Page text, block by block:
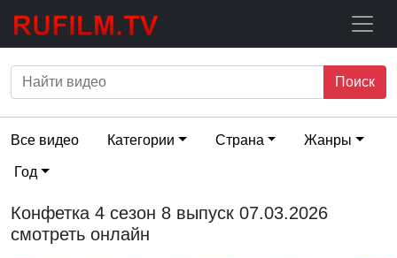
Поиск
Все видео Категории Страна Жанры
Год
Конфетка 4 сезон 8 выпуск 07.03.2026
смотреть онлайн